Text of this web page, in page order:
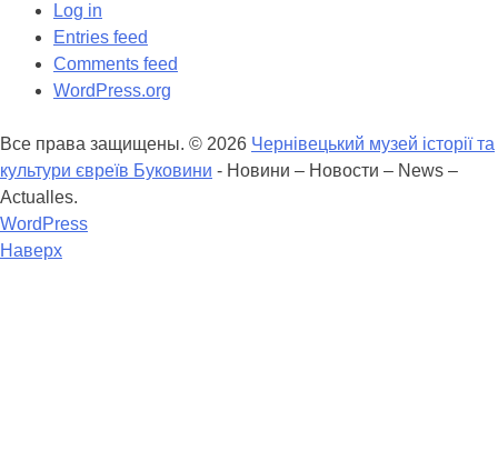
Log in
Entries feed
Comments feed
WordPress.org
Все права защищены. © 2026 Чернівецький музей історії та
культури євреїв Буковини - Новини – Новости – News –
Actualles.
WordPress
Наверх